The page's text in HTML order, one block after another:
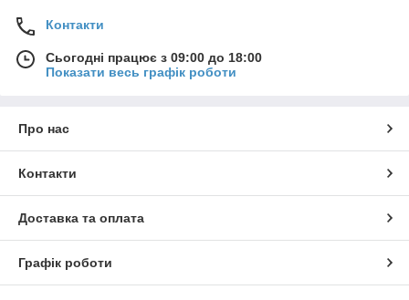
Контакти
Сьогодні працює з 09:00 до 18:00
Показати весь графік роботи
Про нас
Контакти
Доставка та оплата
Графік роботи